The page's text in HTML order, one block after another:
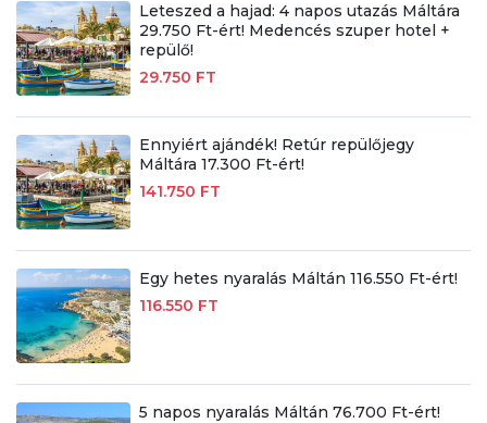
Leteszed a hajad: 4 napos utazás Máltára
29.750 Ft-ért! Medencés szuper hotel +
repülő!
29.750 FT
Ennyiért ajándék! Retúr repülőjegy
Máltára 17.300 Ft-ért!
141.750 FT
Egy hetes nyaralás Máltán 116.550 Ft-ért!
116.550 FT
5 napos nyaralás Máltán 76.700 Ft-ért!